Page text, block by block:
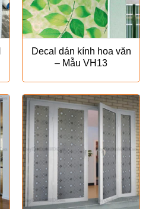
Decal dán kính hoa văn
– Mẫu VH13